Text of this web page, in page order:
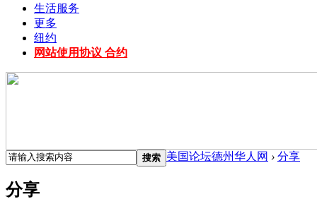
生活服务
更多
纽约
网站使用协议 合约
搜索 美国论坛德州华人网 › 分享
分享